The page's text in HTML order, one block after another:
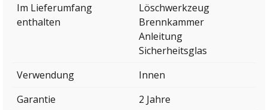
Im Lieferumfang
enthalten
Löschwerkzeug
Brennkammer
Anleitung
Sicherheitsglas
Verwendung
Innen
Garantie
2 Jahre